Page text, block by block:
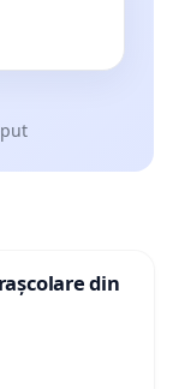
din